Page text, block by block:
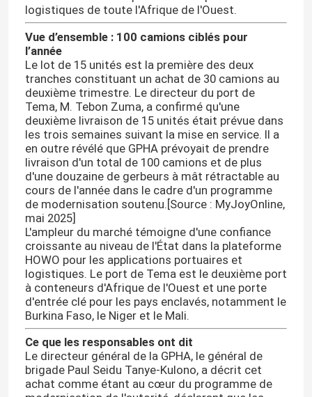
logistiques de toute l'Afrique de l'Ouest.
Vue d’ensemble : 100 camions ciblés pour
l’année
Le lot de 15 unités est la première des deux
tranches constituant un achat de 30 camions au
deuxième trimestre. Le directeur du port de
Tema, M. Tebon Zuma, a confirmé qu'une
deuxième livraison de 15 unités était prévue dans
les trois semaines suivant la mise en service. Il a
en outre révélé que GPHA prévoyait de prendre
livraison d'un total de 100 camions et de plus
d'une douzaine de gerbeurs à mât rétractable au
cours de l'année dans le cadre d'un programme
de modernisation soutenu. [Source : MyJoyOnline,
mai 2025]
L'ampleur du marché témoigne d'une confiance
croissante au niveau de l'État dans la plateforme
HOWO pour les applications portuaires et
logistiques. Le port de Tema est le deuxième port
à conteneurs d'Afrique de l'Ouest et une porte
d'entrée clé pour les pays enclavés, notamment le
Burkina Faso, le Niger et le Mali.
Ce que les responsables ont dit
Le directeur général de la GPHA, le général de
brigade Paul Seidu Tanye-Kulono, a décrit cet
achat comme étant au cœur du programme de